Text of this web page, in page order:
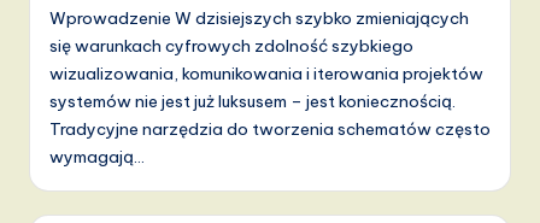
Wprowadzenie W dzisiejszych szybko zmieniających
się warunkach cyfrowych zdolność szybkiego
wizualizowania, komunikowania i iterowania projektów
systemów nie jest już luksusem – jest koniecznością.
Tradycyjne narzędzia do tworzenia schematów często
wymagają…